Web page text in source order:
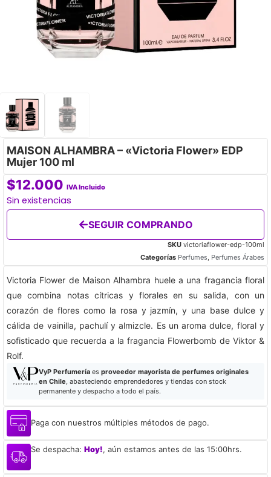
MAISON ALHAMBRA – «Victoria Flower» EDP
Mujer 100 ml
$12.000 IVA Incluido
Sin existencias
SEGUIR COMPRANDO
SKU victoriaflower-edp-100ml
Categorías Perfumes, Perfumes Árabes
Victoria Flower de Maison Alhambra huele a una fragancia floral
que combina notas cítricas y florales en su salida, con un
corazón de flores como la rosa y jazmín, y una base dulce y
cálida de vainilla, pachulí y almizcle. Es un aroma dulce, floral y
sofisticado que recuerda a la fragancia Flowerbomb de Viktor &
Rolf.
VyP Perfumeríaes proveedor mayorista de perfumes originales
en Chile, abasteciendo emprendedores y tiendas con stock
permanente y despacho a todo el país.
Paga con nuestros múltiples métodos de pago.
Se despacha: Hoy!, aún estamos antes de las 15:00hrs.